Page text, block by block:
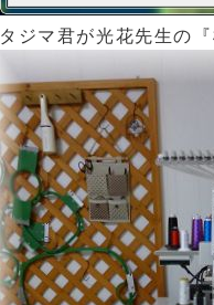
タジマ君が光花先生の